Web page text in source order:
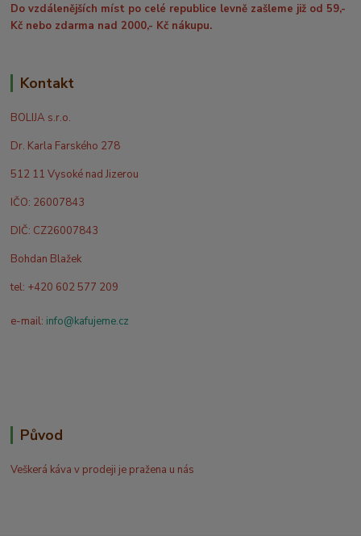
Do vzdálenějších míst po celé republice levně zašleme již od 59,-
Kč nebo zdarma nad 2000,- Kč nákupu.
Kontakt
BOLIJA s.r.o.
Dr. Karla Farského 278
512 11 Vysoké nad Jizerou
IČO: 26007843
DIČ: CZ26007843
Bohdan Blažek
tel: +420 602 577 209
e-mail: info@kafujeme.cz
Původ
Veškerá káva v prodeji je pražena u nás